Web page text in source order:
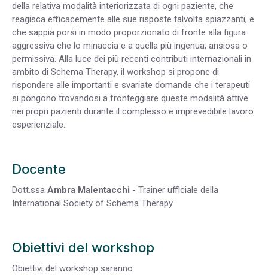
della relativa modalità interiorizzata di ogni paziente, che
reagisca efficacemente alle sue risposte talvolta spiazzanti, e
che sappia porsi in modo proporzionato di fronte alla figura
aggressiva che lo minaccia e a quella più ingenua, ansiosa o
permissiva. Alla luce dei più recenti contributi internazionali in
ambito di Schema Therapy, il workshop si propone di
rispondere alle importanti e svariate domande che i terapeuti
si pongono trovandosi a fronteggiare queste modalità attive
nei propri pazienti durante il complesso e imprevedibile lavoro
esperienziale.
Docente
Dott.ssa Ambra Malentacchi - Trainer ufficiale della
International Society of Schema Therapy
Obiettivi del workshop
Obiettivi del workshop saranno: